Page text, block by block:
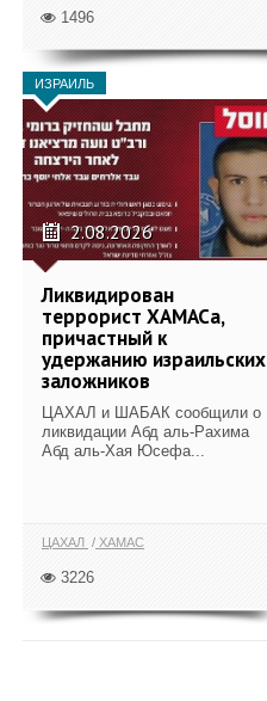
1496
ИЗРАИЛЬ
2.08.2026
Ликвидирован
террорист ХАМАСа,
причастный к
удержанию израильских
заложников
ЦАХАЛ и ШАБАК сообщили о
ликвидации Абд аль-Рахима
Абд аль-Хая Юсефа...
ЦАХАЛ ХАМАС
3226